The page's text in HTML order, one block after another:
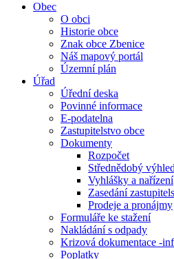
Obec
O obci
Historie obce
Znak obce Zbenice
Náš mapový portál
Územní plán
Úřad
Úřední deska
Povinné informace
E-podatelna
Zastupitelstvo obce
Dokumenty
Rozpočet
Střednědobý
Vyhlášky a nařízení
Zasedání
Prodeje a pronájmy
Formuláře ke stažení
Nakládání s odpady
Krizová dokumentace -
Poplatky